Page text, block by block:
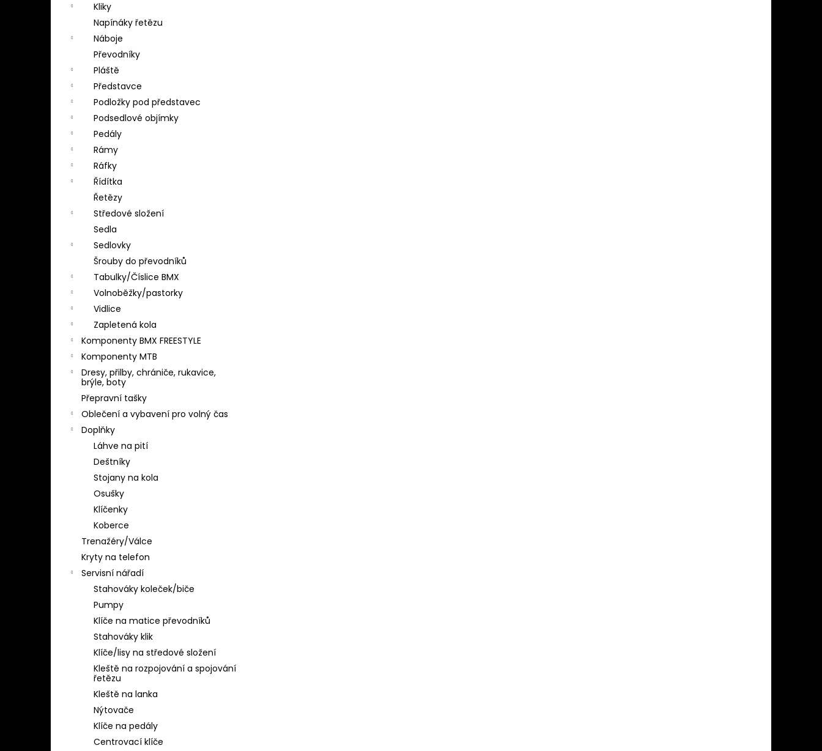
Kliky
Napínáky řetězu
Náboje
Převodníky
Pláště
Představce
Podložky pod představec
Podsedlové objímky
Pedály
Rámy
Ráfky
Řídítka
Řetězy
Středové složení
Sedla
Sedlovky
Šrouby do převodníků
Tabulky/Číslice BMX
Volnoběžky/pastorky
Vidlice
Zapletená kola
Komponenty BMX FREESTYLE
Komponenty MTB
Dresy, přilby, chrániče, rukavice,
brýle, boty
Přepravní tašky
Oblečení a vybavení pro volný čas
Doplňky
Láhve na pití
Deštníky
Stojany na kola
Osušky
Klíčenky
Koberce
Trenažéry/Válce
Kryty na telefon
Servisní nářadí
Stahováky koleček/biče
Pumpy
Klíče na matice převodníků
Stahováky klik
Klíče/lisy na středové složení
Kleště na rozpojování a spojování
řetězu
Kleště na lanka
Nýtovače
Klíče na pedály
Centrovací klíče